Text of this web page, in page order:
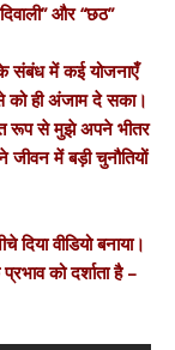
और “छठ”
संबंध में कई योजनाएँ
ही अंजाम दे सका।
रूप से मुझे अपने भीतर
में बड़ी चुनौतियों
वीडियो बनाया।
को दर्शाता है –